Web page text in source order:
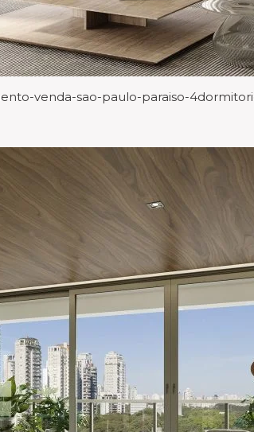
venda-sao-paulo-paraiso-